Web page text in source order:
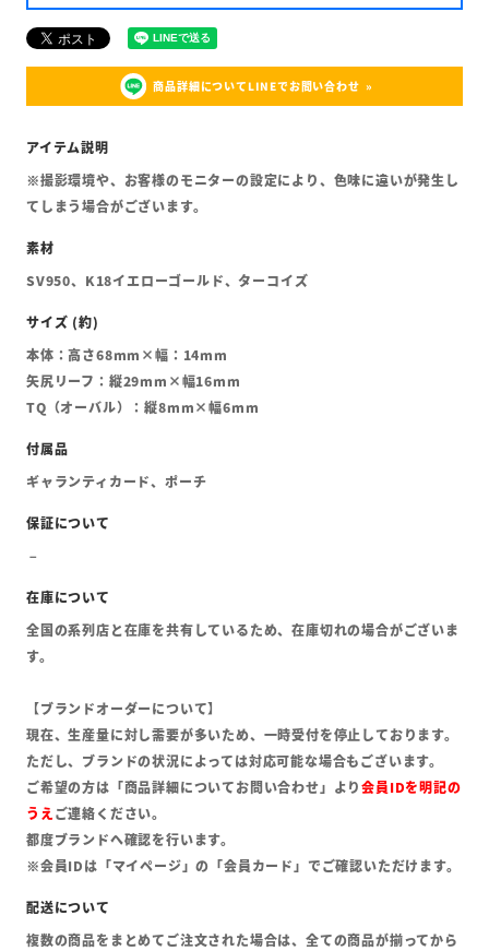
商品詳細についてLINEでお問い合わせ
※撮影環境や、お客様のモニターの設定により、色味に違いが発生し
てしまう場合がございます。
SV950、K18イエローゴールド、ターコイズ
本体：高さ68mm×幅：14mm
矢尻リーフ：縦29mm×幅16mm
TQ（オーバル）：縦8mm×幅6mm
ギャランティカード、ポーチ
全国の系列店と在庫を共有しているため、在庫切れの場合がございま
す。
【ブランドオーダーについて】
現在、生産量に対し需要が多いため、一時受付を停止しております。
ただし、ブランドの状況によっては対応可能な場合もございます。
ご希望の方は「商品詳細についてお問い合わせ」より会員IDを明記の
うえご連絡ください。
都度ブランドへ確認を行います。
※会員IDは「マイページ」の「会員カード」でご確認いただけます。
複数の商品をまとめてご注文された場合は、全ての商品が揃ってから